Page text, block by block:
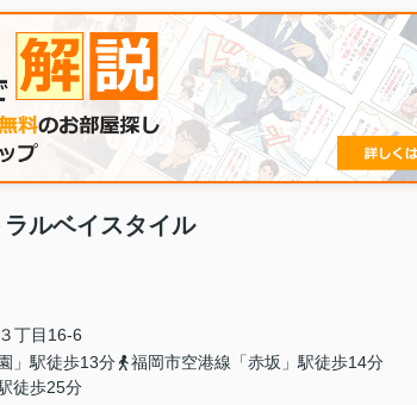
ルベイスタイル
３丁目16-6
」駅徒歩13分
福岡市空港線「赤坂」駅徒歩14分
徒歩25分